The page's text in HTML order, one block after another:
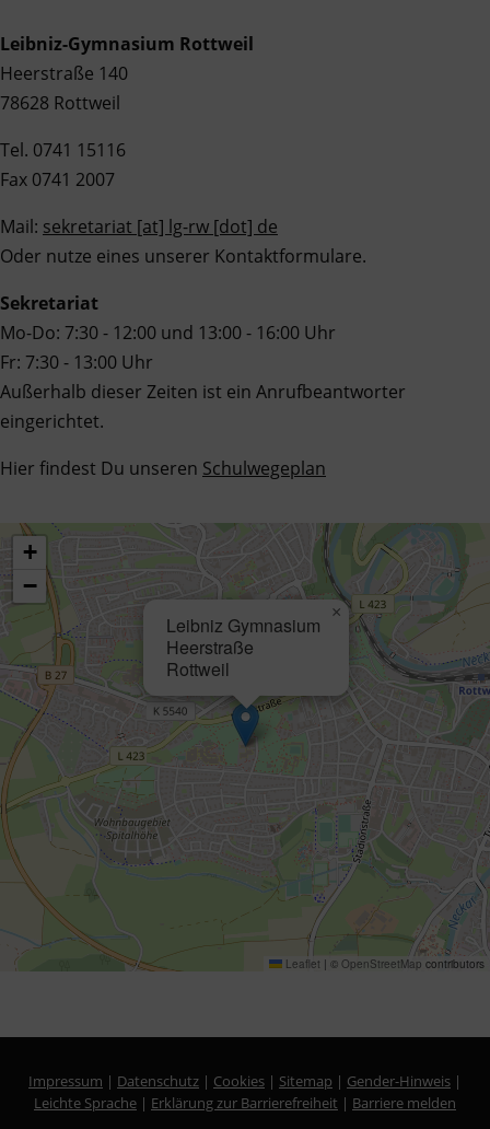
Leibniz-Gymnasium Rottweil
Heerstraße 140
78628 Rottweil
Tel. 0741 15116
Fax 0741 2007
Mail: sekretariat [at] lg-rw [dot] de
Oder nutze eines unserer Kontaktformulare.
Sekretariat
Mo-Do: 7:30 - 12:00 und 13:00 - 16:00 Uhr
Fr: 7:30 - 13:00 Uhr
Außerhalb dieser Zeiten ist ein Anrufbeantworter
eingerichtet.
Hier findest Du unseren Schulwegeplan
Leibniz Gymnasium
Heerstraße
Rottweil
×
+
−
Leaflet | © OpenStreetMap contributors
Impressum | Datenschutz | Cookies | Sitemap | Gender-Hinweis |
Leichte Sprache | Erklärung zur Barrierefreiheit | Barriere melden